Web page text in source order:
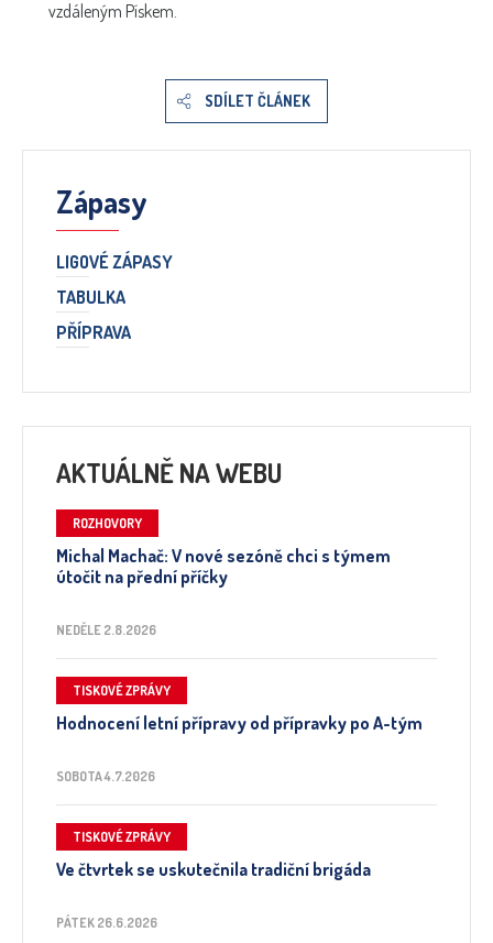
vzdáleným Pískem.
SDÍLET ČLÁNEK
Zápasy
LIGOVÉ ZÁPASY
TABULKA
PŘÍPRAVA
AKTUÁLNĚ NA WEBU
ROZHOVORY
Michal Machač: V nové sezóně chci s týmem
útočit na přední příčky
NEDĚLE 2.8.2026
TISKOVÉ ZPRÁVY
Hodnocení letní přípravy od přípravky po A-tým
SOBOTA 4.7.2026
TISKOVÉ ZPRÁVY
Ve čtvrtek se uskutečnila tradiční brigáda
PÁTEK 26.6.2026